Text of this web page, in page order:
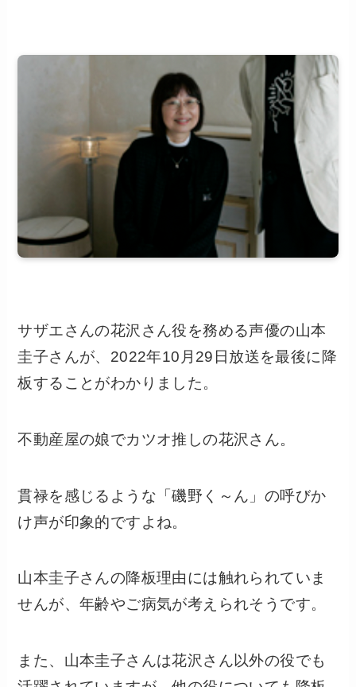
サザエさんの花沢さん役を務める声優の山本
圭子さんが、2022年10月29日放送を最後に降
板することがわかりました。
不動産屋の娘でカツオ推しの花沢さん。
貫禄を感じるような「磯野く～ん」の呼びか
け声が印象的ですよね。
山本圭子さんの降板理由には触れられていま
せんが、年齢やご病気が考えられそうです。
また、山本圭子さんは花沢さん以外の役でも